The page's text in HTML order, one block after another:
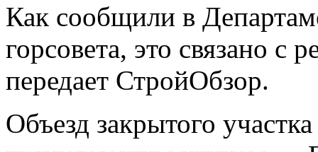
Как сообщили в
горсовета, это связано с
передает СтройОбзор.
Объезд закрытого